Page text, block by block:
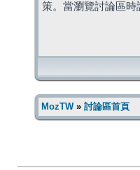
策。當瀏覽討論區時
MozTW» 討論區首頁